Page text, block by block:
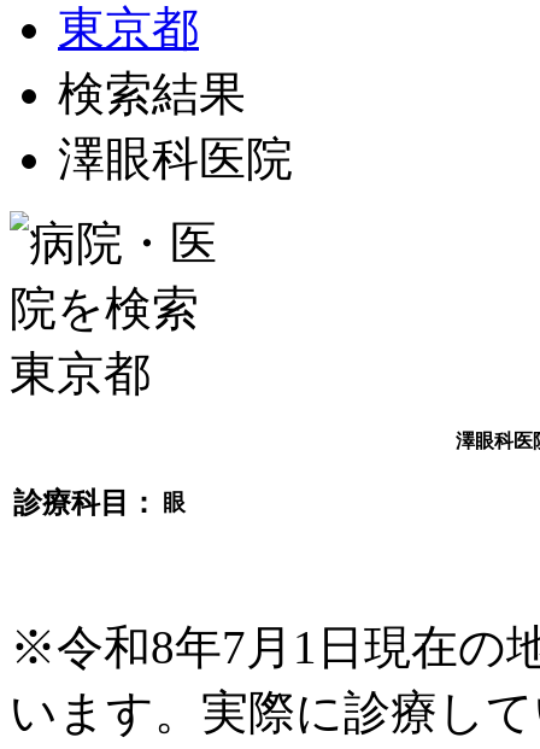
東京都
検索結果
澤眼科医院
澤眼科医
診療科目： 眼
※令和8年7月1日現在の
います。実際に診療し